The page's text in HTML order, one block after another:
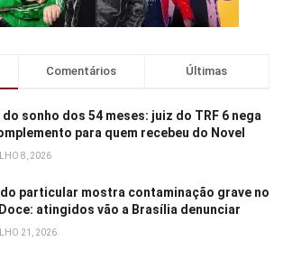
Comentários Últimas
do sonho dos 54 meses: juiz do TRF 6 nega
para quem recebeu do Novel
8, 2026
particular mostra contaminação grave no
atingidos vão a Brasília denunciar
21, 2026